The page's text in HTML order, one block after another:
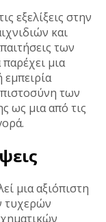
εξελίξεις στην
και
των
μια
εμπειρία
των
ως μια από τις
μια αξιόπιστη
τυχερών